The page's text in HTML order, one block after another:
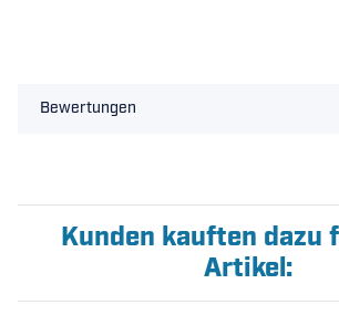
Bewertungen
Kunden kauften dazu
Artikel: